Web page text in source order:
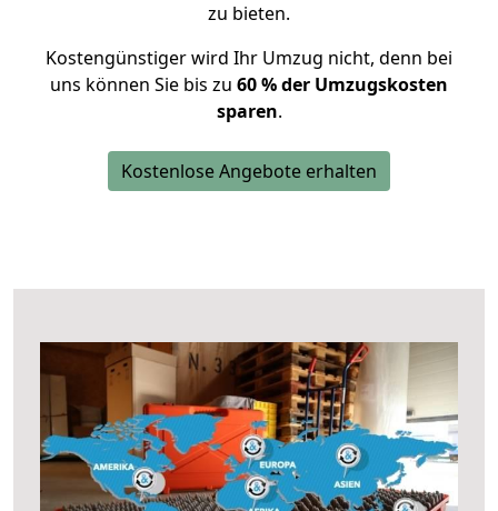
zu bieten.
Kostengünstiger wird Ihr Umzug nicht, denn bei
uns können Sie bis zu 60 % der Umzugskosten
sparen.
Kostenlose Angebote erhalten